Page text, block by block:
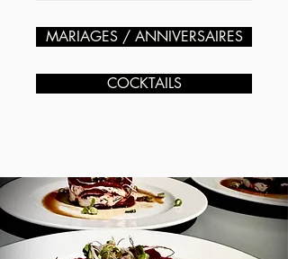
MARIAGES / ANNIVERSAIRES
COCKTAILS